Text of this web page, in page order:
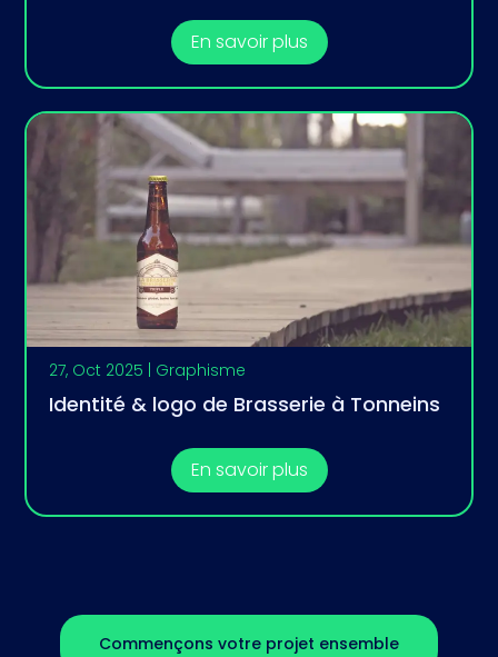
En savoir plus
27, Oct 2025 | Graphisme
Identité & logo de Brasserie à Tonneins
En savoir plus
Commençons votre projet ensemble